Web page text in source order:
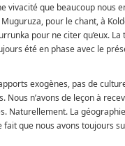
vivacité que beaucoup nous
pour le chant, à
pour ne citer qu’eux.
été en phase avec le
exogènes, pas de
n’avons de leçon à
La géographie
que nous avons toujours